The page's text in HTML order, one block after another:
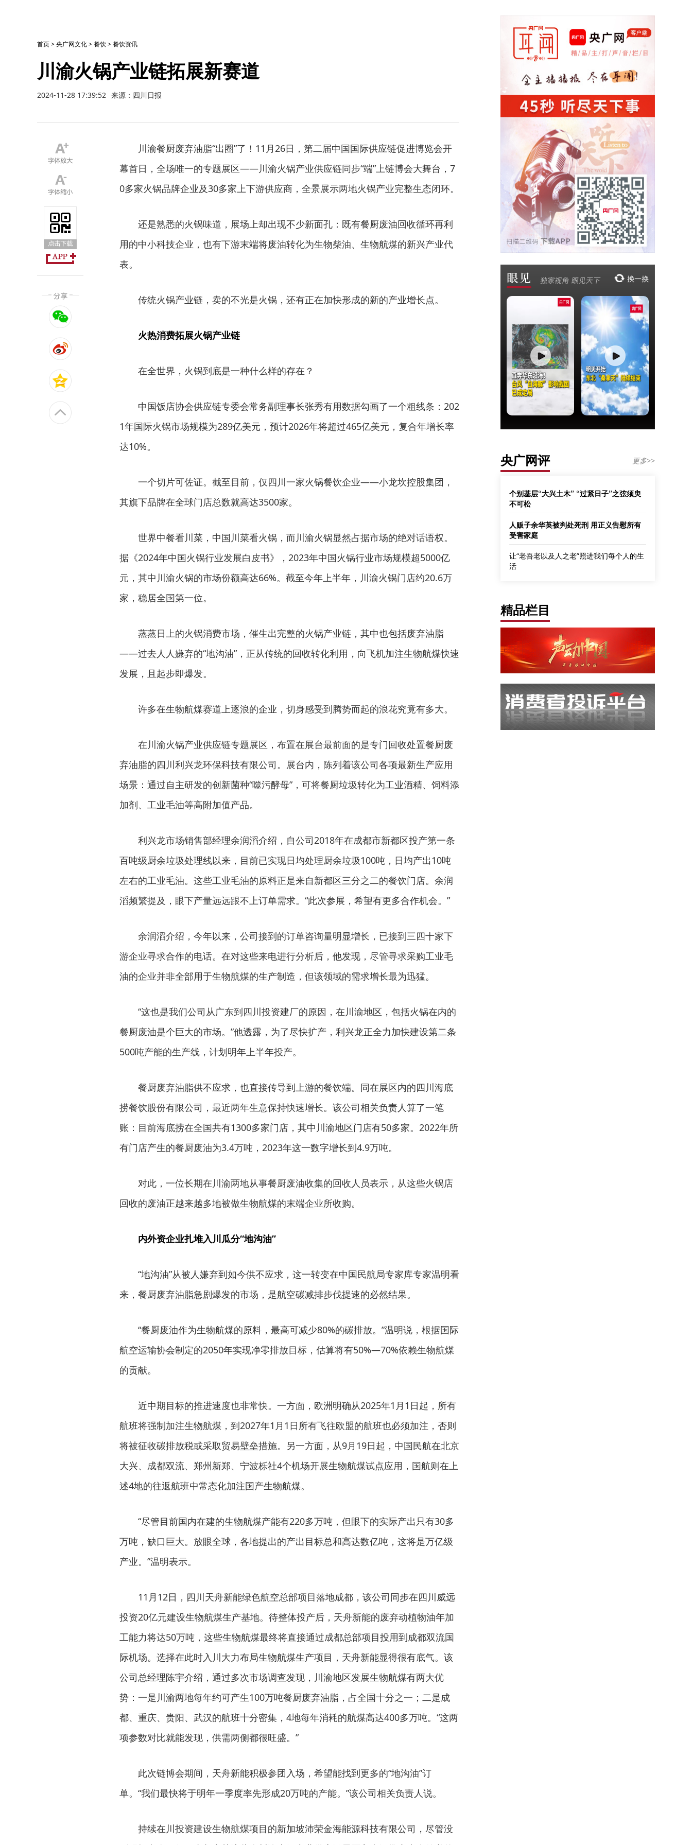
首页>央广网文化>餐饮>餐饮资讯
川渝火锅产业链拓展新赛道
2024-11-28 17:39:52 来源：四川日报
川渝餐厨废弃油脂“出圈”了！11月26日，第二届中国国际供应链促进博览会开
幕首日，全场唯一的专题展区——川渝火锅产业供应链同步“端”上链博会大舞台，7
0多家火锅品牌企业及30多家上下游供应商，全景展示两地火锅产业完整生态闭环。
还是熟悉的火锅味道，展场上却出现不少新面孔：既有餐厨废油回收循环再利
用的中小科技企业，也有下游末端将废油转化为生物柴油、生物航煤的新兴产业代
表。
传统火锅产业链，卖的不光是火锅，还有正在加快形成的新的产业增长点。
火热消费拓展火锅产业链
在全世界，火锅到底是一种什么样的存在？
中国饭店协会供应链专委会常务副理事长张秀有用数据勾画了一个粗线条：202
1年国际火锅市场规模为289亿美元，预计2026年将超过465亿美元，复合年增长率
达10%。
一个切片可佐证。截至目前，仅四川一家火锅餐饮企业——小龙坎控股集团，
其旗下品牌在全球门店总数就高达3500家。
世界中餐看川菜，中国川菜看火锅，而川渝火锅显然占据市场的绝对话语权。
据《2024年中国火锅行业发展白皮书》，2023年中国火锅行业市场规模超5000亿
元，其中川渝火锅的市场份额高达66%。截至今年上半年，川渝火锅门店约20.6万
家，稳居全国第一位。
蒸蒸日上的火锅消费市场，催生出完整的火锅产业链，其中也包括废弃油脂
——过去人人嫌弃的“地沟油”，正从传统的回收转化利用，向飞机加注生物航煤快速
发展，且起步即爆发。
许多在生物航煤赛道上逐浪的企业，切身感受到腾势而起的浪花究竟有多大。
在川渝火锅产业供应链专题展区，布置在展台最前面的是专门回收处置餐厨废
弃油脂的四川利兴龙环保科技有限公司。展台内，陈列着该公司各项最新生产应用
场景：通过自主研发的创新菌种“噬污酵母”，可将餐厨垃圾转化为工业酒精、饲料添
加剂、工业毛油等高附加值产品。
利兴龙市场销售部经理余润滔介绍，自公司2018年在成都市新都区投产第一条
百吨级厨余垃圾处理线以来，目前已实现日均处理厨余垃圾100吨，日均产出10吨
左右的工业毛油。这些工业毛油的原料正是来自新都区三分之二的餐饮门店。余润
滔频繁提及，眼下产量远远跟不上订单需求。“此次参展，希望有更多合作机会。”
余润滔介绍，今年以来，公司接到的订单咨询量明显增长，已接到三四十家下
游企业寻求合作的电话。在对这些来电进行分析后，他发现，尽管寻求采购工业毛
油的企业并非全部用于生物航煤的生产制造，但该领域的需求增长最为迅猛。
“这也是我们公司从广东到四川投资建厂的原因，在川渝地区，包括火锅在内的
餐厨废油是个巨大的市场。”他透露，为了尽快扩产，利兴龙正全力加快建设第二条
500吨产能的生产线，计划明年上半年投产。
餐厨废弃油脂供不应求，也直接传导到上游的餐饮端。同在展区内的四川海底
捞餐饮股份有限公司，最近两年生意保持快速增长。该公司相关负责人算了一笔
账：目前海底捞在全国共有1300多家门店，其中川渝地区门店有50多家。2022年所
有门店产生的餐厨废油为3.4万吨，2023年这一数字增长到4.9万吨。
对此，一位长期在川渝两地从事餐厨废油收集的回收人员表示，从这些火锅店
回收的废油正越来越多地被做生物航煤的末端企业所收购。
内外资企业扎堆入川瓜分“地沟油”
“地沟油”从被人嫌弃到如今供不应求，这一转变在中国民航局专家库专家温明看
来，餐厨废弃油脂急剧爆发的市场，是航空碳减排步伐提速的必然结果。
“餐厨废油作为生物航煤的原料，最高可减少80%的碳排放。”温明说，根据国际
航空运输协会制定的2050年实现净零排放目标，估算将有50%—70%依赖生物航煤
的贡献。
近中期目标的推进速度也非常快。一方面，欧洲明确从2025年1月1日起，所有
航班将强制加注生物航煤，到2027年1月1日所有飞往欧盟的航班也必须加注，否则
将被征收碳排放税或采取贸易壁垒措施。另一方面，从9月19日起，中国民航在北京
大兴、成都双流、郑州新郑、宁波栎社4个机场开展生物航煤试点应用，国航则在上
述4地的往返航班中常态化加注国产生物航煤。
“尽管目前国内在建的生物航煤产能有220多万吨，但眼下的实际产出只有30多
万吨，缺口巨大。放眼全球，各地提出的产出目标总和高达数亿吨，这将是万亿级
产业。”温明表示。
11月12日，四川天舟新能绿色航空总部项目落地成都，该公司同步在四川威远
投资20亿元建设生物航煤生产基地。待整体投产后，天舟新能的废弃动植物油年加
工能力将达50万吨，这些生物航煤最终将直接通过成都总部项目投用到成都双流国
际机场。选择在此时入川大力布局生物航煤生产项目，天舟新能显得很有底气。该
公司总经理陈宇介绍，通过多次市场调查发现，川渝地区发展生物航煤有两大优
势：一是川渝两地每年约可产生100万吨餐厨废弃油脂，占全国十分之一；二是成
都、重庆、贵阳、武汉的航班十分密集，4地每年消耗的航煤高达400多万吨。“这两
项参数对比就能发现，供需两侧都很旺盛。”
此次链博会期间，天舟新能积极参团入场，希望能找到更多的“地沟油”订
单。“我们最快将于明年一季度率先形成20万吨的产能。”该公司相关负责人说。
持续在川投资建设生物航煤项目的新加坡沛荣金海能源科技有限公司，尽管没
央广网评 更多>>
个别基层“大兴土木” “过紧日子”之弦须臾
不可松
人贩子余华英被判处死刑 用正义告慰所有
受害家庭
让“老吾老以及人之老”照进我们每个人的生
活
精品栏目